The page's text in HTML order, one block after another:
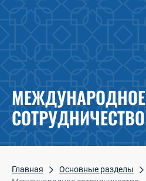
МЕЖДУНАРОДНОЕ
СОТРУДНИЧЕСТВО
Главная
Основные разделы